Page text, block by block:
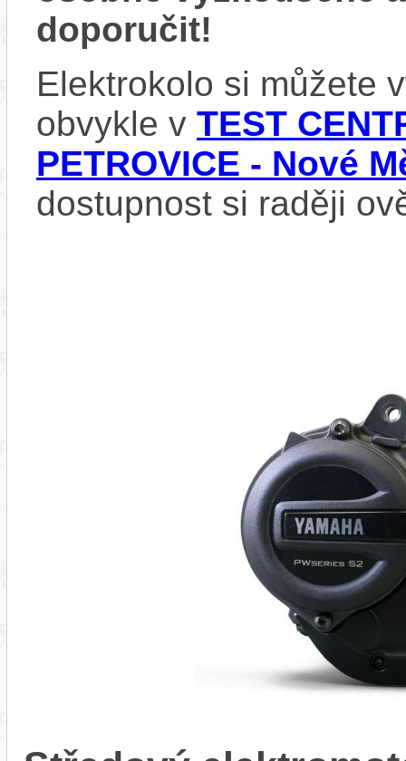
doporučit!
Elektrokolo si můžete
obvykle v TEST
PETROVICE - Nové
dostupnost si raději